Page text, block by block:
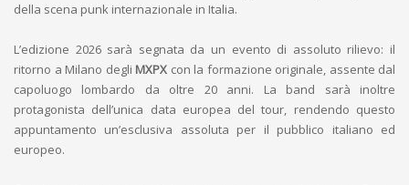
della scena punk internazionale in Italia.
L’edizione 2026 sarà segnata da un evento di assoluto rilievo: il
ritorno a Milano degli MXPX con la formazione originale, assente dal
capoluogo lombardo da oltre 20 anni. La band sarà inoltre
protagonista dell’unica data europea del tour, rendendo questo
appuntamento un’esclusiva assoluta per il pubblico italiano ed
europeo.